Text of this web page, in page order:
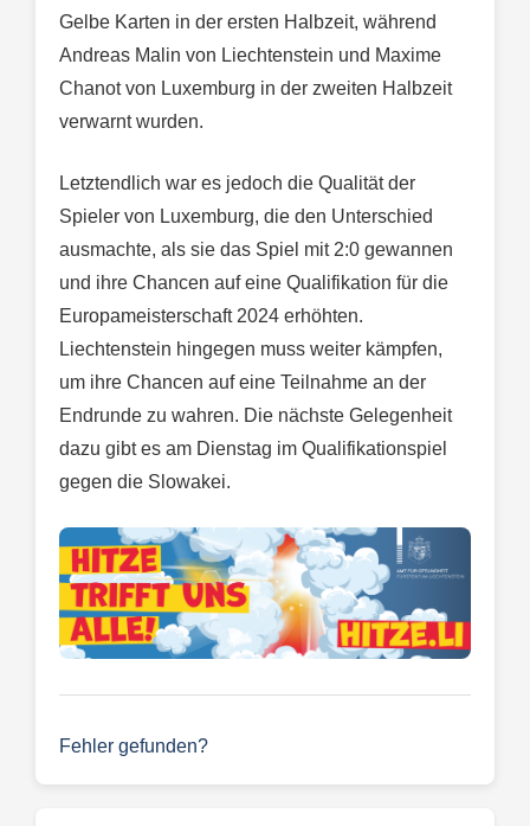
Gelbe Karten in der ersten Halbzeit, während
Andreas Malin von Liechtenstein und Maxime
Chanot von Luxemburg in der zweiten Halbzeit
verwarnt wurden.
Letztendlich war es jedoch die Qualität der
Spieler von Luxemburg, die den Unterschied
ausmachte, als sie das Spiel mit 2:0 gewannen
und ihre Chancen auf eine Qualifikation für die
Europameisterschaft 2024 erhöhten.
Liechtenstein hingegen muss weiter kämpfen,
um ihre Chancen auf eine Teilnahme an der
Endrunde zu wahren. Die nächste Gelegenheit
dazu gibt es am Dienstag im Qualifikationspiel
gegen die Slowakei.
Fehler gefunden?